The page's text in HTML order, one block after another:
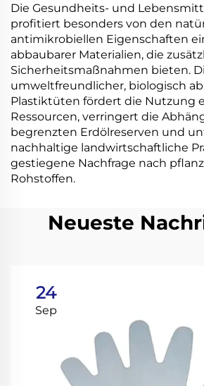
Die Gesundheits- und
profitiert besonders von den
antimikrobiellen Eigenschaften
abbaubarer Materialien, die
Sicherheitsmaßnahmen bieten.
umweltfreundlicher, biologisch
Plastiktüten fördert die Nutzung
Ressourcen, verringert die
begrenzten Erdölreserven und
nachhaltige landwirtschaftliche
gestiegene Nachfrage nach
Rohstoffen.
Neueste
24
Sep